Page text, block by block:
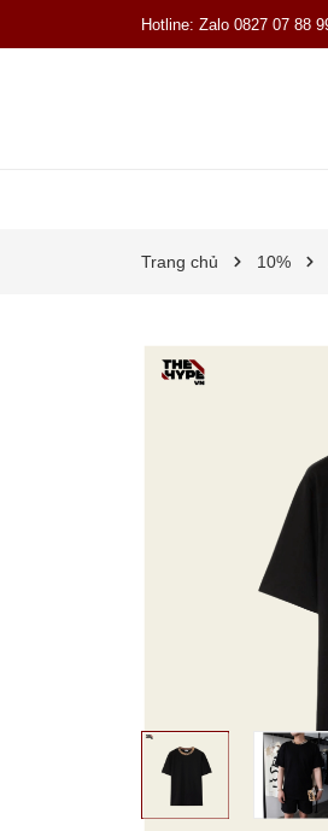
Hotline: Zalo 0827 07 88
Trang chủ 10%